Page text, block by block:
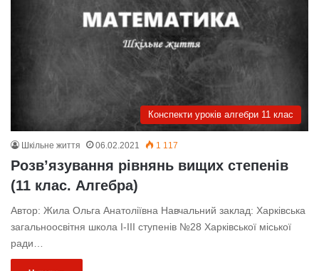
Конспекти уроків алгебри 11 клас
Шкільне життя 06.02.2021 1 117
Розв’язування рівнянь вищих степенів
(11 клас. Алгебра)
Автор: Жила Ольга Анатоліївна Навчальний заклад: Харківська
загальноосвітня школа І-ІІІ ступенів №28 Харківської міської
ради…